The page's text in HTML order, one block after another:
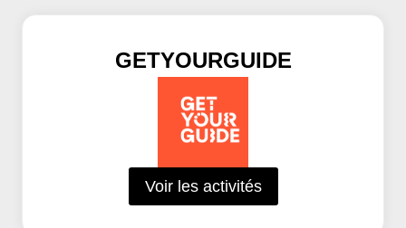
GETYOURGUIDE
Voir les activités